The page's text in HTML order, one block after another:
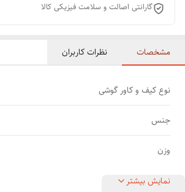
گارانتی اصالت و سلامت فیزیکی کالا
مشخصات نظرات کاربران
نوع کیف و کاور گوشی
جنس
وزن
نمایش بیشتر